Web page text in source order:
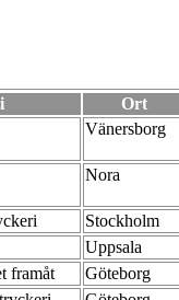
Ort
Vänersborg
Nora
Stockholm
Uppsala
framåt Göteborg